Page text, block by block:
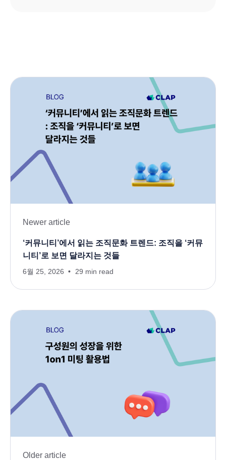
Newer article
‘커뮤니티’에서 읽는 조직문화 트렌드: 조직을 ‘커뮤
니티’로 보면 달라지는 것들
6월 25, 2026 29 min read
Older article